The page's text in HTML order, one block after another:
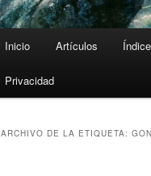
Inicio Artículos
Privacidad
ARCHIVO DE LA ETIQUETA: